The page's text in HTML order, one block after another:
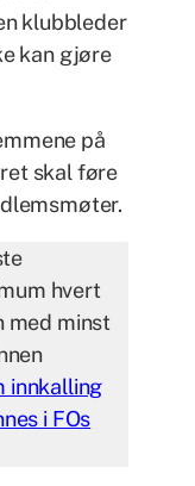
klubbleder
kan gjøre
på
skal føre
hvert
med minst
innkalling
i FOs